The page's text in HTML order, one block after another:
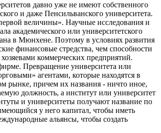
давно уже не имеют собственного
и даже Пенсильванского университета.
величины». Научные исследования и
академического или университетского
в Мюнхене. Поэтому в условиях развития
финансовые стредства, чем способности
коммерческих предприятий.
Превращение университета или
агентами, которые находятся в
рынке, причем их названия - ничто иное,
должность, а институт или университет
и университеты получают название по
у него капитал, чтобы иметь
альянсы, чтобы создать